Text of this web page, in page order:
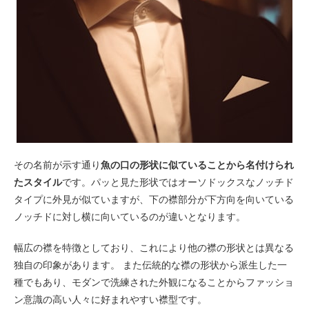
その名前が示す通り魚の口の形状に似ていることから名付けられ
たスタイルです。パッと見た形状ではオーソドックスなノッチド
タイプに外見が似ていますが、下の襟部分が下方向を向いている
ノッチドに対し横に向いているのが違いとなります。
幅広の襟を特徴としており、これにより他の襟の形状とは異なる
独自の印象があります。 また伝統的な襟の形状から派生した一
種でもあり、モダンで洗練された外観になることからファッショ
ン意識の高い人々に好まれやすい襟型です。